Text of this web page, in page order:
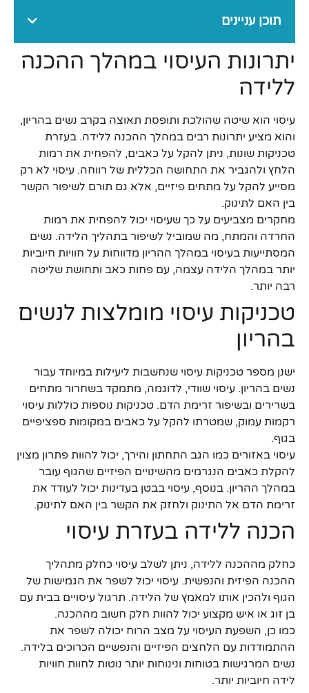
תוכן עניינים
יתרונות העיסוי במהלך ההכנה
ללידה
עיסוי הוא שיטה שהולכת ותופסת תאוצה בקרב נשים בהריון,
והוא מציע יתרונות רבים במהלך ההכנה ללידה. בעזרת
טכניקות שונות, ניתן להקל על כאבים, להפחית את רמות
הלחץ ולהגביר את התחושה הכללית של רווחה. עיסוי לא רק
מסייע להקל על מתחים פיזיים, אלא גם תורם לשיפור הקשר
בין האם לתינוק.
מחקרים מצביעים על כך שעיסוי יכול להפחית את רמות
החרדה והמתח, מה שמוביל לשיפור בתהליך הלידה. נשים
המסתייעות בעיסוי במהלך ההריון מדווחות על חוויות חיוביות
יותר במהלך הלידה עצמה, עם פחות כאב ותחושת שליטה
רבה יותר.
טכניקות עיסוי מומלצות לנשים
בהריון
ישנן מספר טכניקות עיסוי שנחשבות ליעילות במיוחד עבור
נשים בהריון. עיסוי שוודי, לדוגמה, מתמקד בשחרור מתחים
בשרירים ובשיפור זרימת הדם. טכניקות נוספות כוללות עיסוי
רקמות עמוק, שמטרתו להקל על כאבים במקומות ספציפיים
בגוף.
עיסוי באזורים כמו הגב התחתון והירך, יכול להוות פתרון מצוין
להקלת כאבים הנגרמים מהשינויים הפיזיים שהגוף עובר
במהלך ההריון. בנוסף, עיסוי בבטן בעדינות יכול לעודד את
זרימת הדם אל התינוק ולחזק את הקשר בין האם לתינוק.
הכנה ללידה בעזרת עיסוי
כחלק מההכנה ללידה, ניתן לשלב עיסוי כחלק מתהליך
ההכנה הפיזית והנפשית. עיסוי יכול לשפר את הגמישות של
הגוף ולהכין אותו למאמץ של הלידה. תרגול עיסויים בבית עם
בן זוג או איש מקצוע יכול להוות חלק חשוב מההכנה.
כמו כן, השפעת העיסוי על מצב הרוח יכולה לשפר את
ההתמודדות עם הלחצים הפיזיים והנפשיים הכרוכים בלידה.
נשים המרגישות בטוחות ונינוחות יותר נוטות לחוות חוויות
לידה חיוביות יותר.